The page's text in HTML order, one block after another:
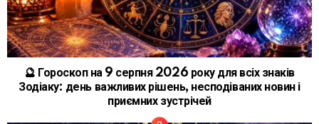
🔮 Гороскоп на 9 серпня 2026 року для всіх знаків
Зодіаку: день важливих рішень, несподіваних новин і
приємних зустрічей